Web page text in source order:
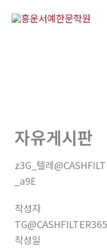
자유게시판
z3G_텔레
_a9E
작성자
TG@CASHFILTER365
작성일